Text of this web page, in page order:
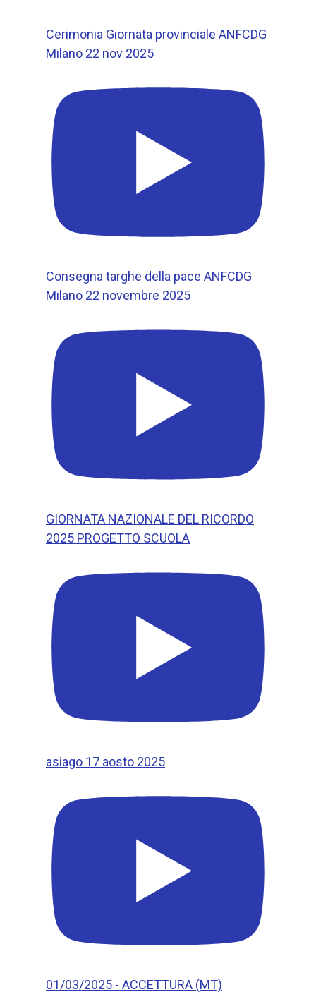
Cerimonia Giornata provinciale ANFCDG
Milano 22 nov 2025
Consegna targhe della pace ANFCDG
Milano 22 novembre 2025
GIORNATA NAZIONALE DEL RICORDO
2025 PROGETTO SCUOLA
asiago 17 aosto 2025
01/03/2025 - ACCETTURA (MT)